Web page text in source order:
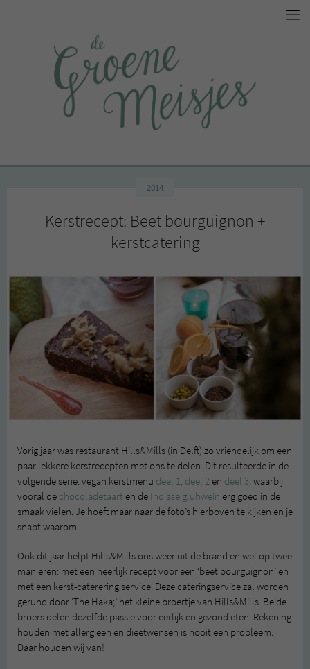
2014
Kerstrecept: Beet bourguignon +
kerstcatering
Vorig jaar was restaurant Hills&Mills (in Delft) zo vriendelijk om een
paar lekkere kerstrecepten met ons te delen. Dit resulteerde in de
volgende serie: vegan kerstmenu deel 1, deel 2 en deel 3, waarbij
vooral de chocoladetaart en de Indiase gluhwein erg goed in de
smaak vielen. Je hoeft maar naar de foto’s hierboven te kijken en je
snapt waarom.
Ook dit jaar helpt Hills&Mills ons weer uit de brand en wel op twee
manieren: met een heerlijk recept voor een ‘beet bourguignon’ en
met een kerst-caterering service. Deze cateringservice zal worden
gerund door ‘The Haka;’ het kleine broertje van Hills&Mills. Beide
broers delen dezelfde passie voor eerlijk en gezond eten. Rekening
houden met allergieën en dieetwensen is nooit een probleem.
Daar houden wij van!